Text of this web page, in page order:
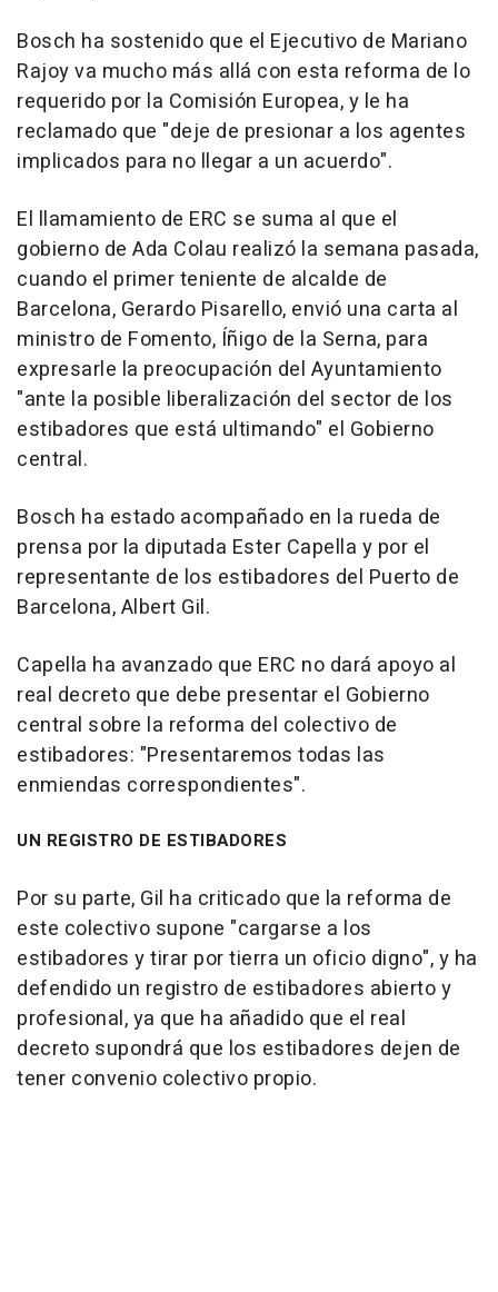
Bosch ha sostenido que el Ejecutivo de Mariano
Rajoy va mucho más allá con esta reforma de lo
requerido por la Comisión Europea, y le ha
reclamado que "deje de presionar a los agentes
implicados para no llegar a un acuerdo".
El llamamiento de ERC se suma al que el
gobierno de Ada Colau realizó la semana pasada,
cuando el primer teniente de alcalde de
Barcelona, Gerardo Pisarello, envió una carta al
ministro de Fomento, Íñigo de la Serna, para
expresarle la preocupación del Ayuntamiento
"ante la posible liberalización del sector de los
estibadores que está ultimando" el Gobierno
central.
Bosch ha estado acompañado en la rueda de
prensa por la diputada Ester Capella y por el
representante de los estibadores del Puerto de
Barcelona, Albert Gil.
Capella ha avanzado que ERC no dará apoyo al
real decreto que debe presentar el Gobierno
central sobre la reforma del colectivo de
estibadores: "Presentaremos todas las
enmiendas correspondientes".
UN REGISTRO DE ESTIBADORES
Por su parte, Gil ha criticado que la reforma de
este colectivo supone "cargarse a los
estibadores y tirar por tierra un oficio digno", y ha
defendido un registro de estibadores abierto y
profesional, ya que ha añadido que el real
decreto supondrá que los estibadores dejen de
tener convenio colectivo propio.